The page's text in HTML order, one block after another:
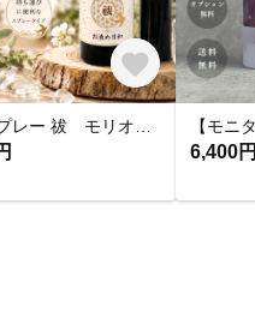
6,400円